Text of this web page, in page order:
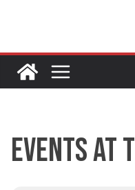
Events at